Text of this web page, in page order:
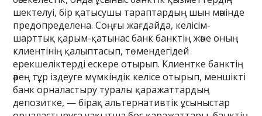
шектелуі, бір қатысушы тараптардың шын мәнінде
предопределена. Соңғы жағдайда, келісім-
шарттық қарым-қатынас банк банктің және оның
клиентінің қалыптасып, төмендегідей
ерекшеліктерді ескере отырып. Клиентке банктің
әрең тұр іздеуге мүмкіндік келісе отырып, меншікті
банк орналастыру туралы қаражаттардың
депозитке, — бірақ альтернативтік ұсыныстар